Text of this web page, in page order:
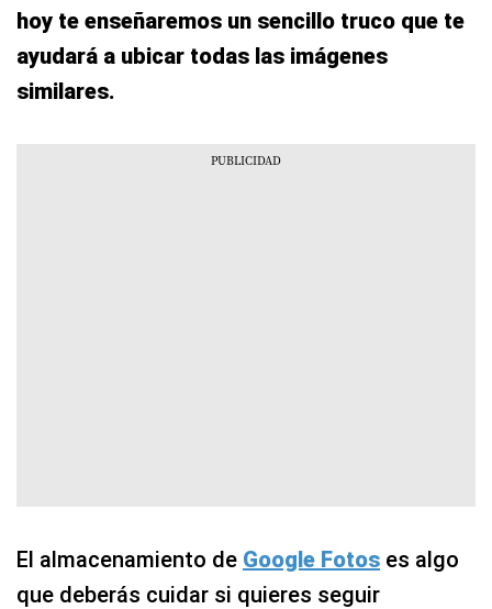
hoy te enseñaremos un sencillo truco que te
ayudará a ubicar todas las imágenes
similares.
El almacenamiento de Google Fotos es algo
que deberás cuidar si quieres seguir